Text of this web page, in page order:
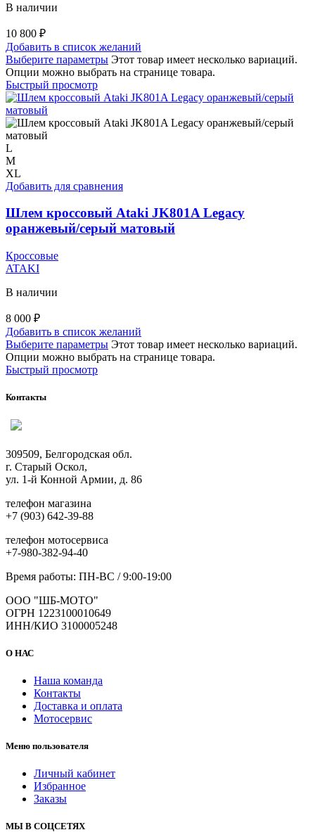
В наличии
10 800 ₽
Добавить в список желаний
Выберите параметры Этот товар имеет несколько вариаций.
Опции можно выбрать на странице товара.
Быстрый просмотр
L
M
XL
Добавить для сравнения
Шлем кроссовый Ataki JK801A Legacy
оранжевый/серый матовый
Кроссовые
ATAKI
В наличии
8 000 ₽
Добавить в список желаний
Выберите параметры Этот товар имеет несколько вариаций.
Опции можно выбрать на странице товара.
Быстрый просмотр
Контакты
309509, Белгородская обл.
г. Старый Оскол,
ул. 1-й Конной Армии, д. 86
телефон магазина
+7 (903) 642-39-88
телефон мотосервиса
+7-980-382-94-40
Время работы: ПН-ВС / 9:00-19:00
ООО "ШБ-МОТО"
ОГРН 1223100010649
ИНН/КИО 3100005248
О НАС
Наша команда
Контакты
Доставка и оплата
Мотосервис
Меню пользователя
Личный кабинет
Избранное
Заказы
МЫ В СОЦСЕТЯХ